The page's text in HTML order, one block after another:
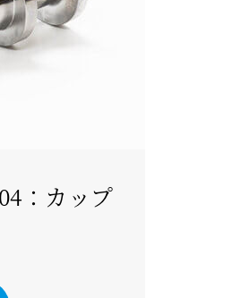
：カップ